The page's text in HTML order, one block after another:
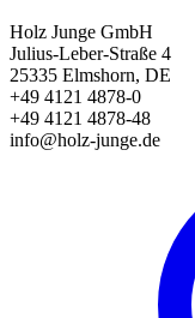
Holz Junge GmbH
Julius-Leber-Straße 4
25335 Elmshorn, DE
+49 4121 4878-0
+49 4121 4878-48
info@holz-junge.de